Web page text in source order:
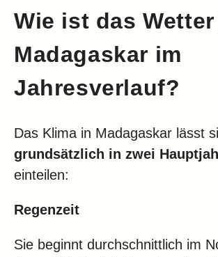
Wie ist das
Madagaskar im
Jahresverlauf?
Das Klima in Madagaskar lässt
grundsätzlich in zwei
einteilen:
Regenzeit
Sie beginnt durchschnittlich im